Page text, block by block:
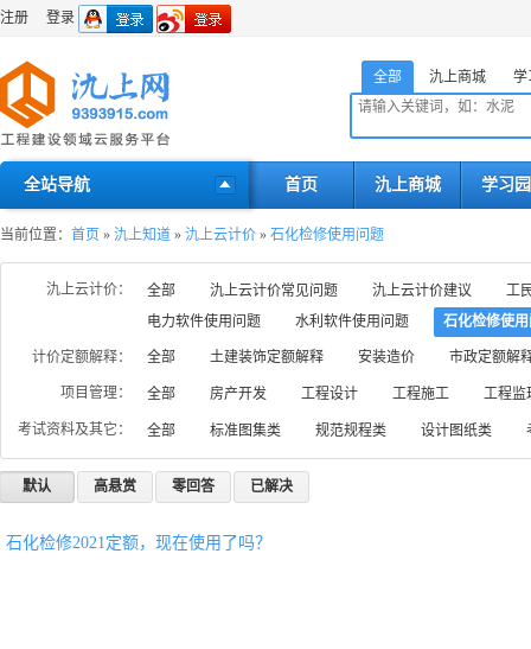
注册 登录
全部 氿上商城 学
全站导航 首页 氿上商城 学习
当前位置： 首页 » 氿上知道 » 氿上云计价 » 石化检修使用问题
氿上云计价： 全部 氿上云计价常见问题 氿上云计价建议
工
电力软件使用问题
水利软件使用问题 石化检修使
计价定额解释： 全部 土建装饰定额解释 安装造价 市政定额解
项目管理： 全部 房产开发 工程设计 工程施工 工程监
考试资料及其它： 全部 标准图集类 规范规程类 设计图纸类
默认 高悬赏 零回答 已解决
石化检修2021定额，现在使用了吗？